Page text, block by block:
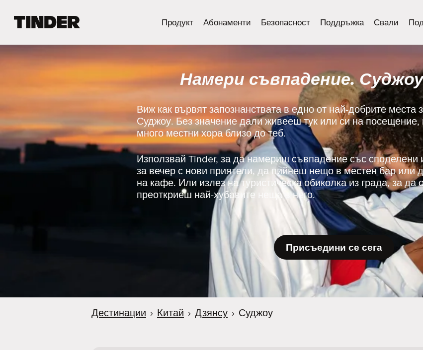
e
л
о
Продукт Абонаменти Безопасност Поддръжка Свали
Намери съвпадение.
Виж как вървят запознанствата в едно от най-добрите места
Суджоу. Без значение дали живееш тук или си на
много местни хора близо до теб.
Използвай Tinder, за да намериш съвпадение със споделени
за вечер с нови приятели, да пийнеш нещо в местен бар или
на кафе. Или излез на туристическа обиколка из града, за да
преоткриеш най-хубавите неща в него.
Присъедини се сега
Дестинации › Китай › Дзянсу › Суджоу